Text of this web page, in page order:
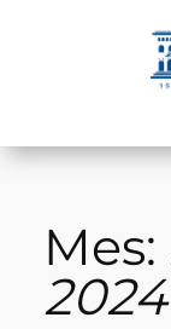
Mes:
2024